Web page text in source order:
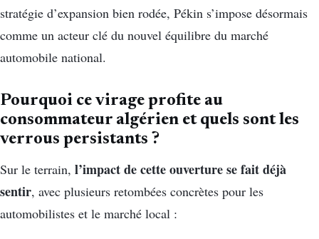
stratégie d’expansion bien rodée, Pékin s’impose désormais
comme un acteur clé du nouvel équilibre du marché
automobile national.
Pourquoi ce virage profite au
consommateur algérien et quels sont les
verrous persistants ?
Sur le terrain, l’impact de cette ouverture se fait déjà
sentir, avec plusieurs retombées concrètes pour les
automobilistes et le marché local :